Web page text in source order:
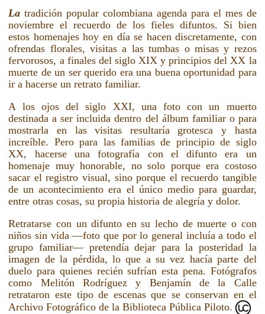
La tradición popular colombiana agenda para el mes de
noviembre el recuerdo de los fieles difuntos. Si bien
estos homenajes hoy en día se hacen discretamente, con
ofrendas florales, visitas a las tumbas o misas y rezos
fervorosos, a finales del siglo XIX y principios del XX la
muerte de un ser querido era una buena oportunidad para
ir a hacerse un retrato familiar.
A los ojos del siglo XXI, una foto con un muerto
destinada a ser incluida dentro del álbum familiar o para
mostrarla en las visitas resultaría grotesca y hasta
increíble. Pero para las familias de principio de siglo
XX, hacerse una fotografía con el difunto era un
homenaje muy honorable, no solo porque era costoso
sacar el registro visual, sino porque el recuerdo tangible
de un acontecimiento era el único medio para guardar,
entre otras cosas, su propia historia de alegría y dolor.
Retratarse con un difunto en su lecho de muerte o con
niños sin vida —foto que por lo general incluía a todo el
grupo familiar— pretendía dejar para la posteridad la
imagen de la pérdida, lo que a su vez hacía parte del
duelo para quienes recién sufrían esta pena. Fotógrafos
como Melitón Rodríguez y Benjamín de la Calle
retrataron este tipo de escenas que se conservan en el
Archivo Fotográfico de la Biblioteca Pública Piloto.